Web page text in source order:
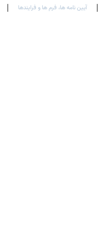
آیین نامه ها، فرم ها و فرایندها